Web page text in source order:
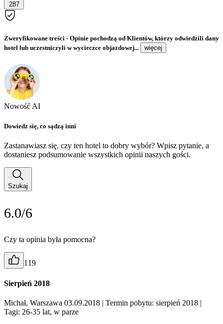
287
Zweryfikowane treści - Opinie pochodzą od Klientów, którzy odwiedzili dany
hotel lub uczestniczyli w wycieczce objazdowej...
więcej
Nowość AI
Dowiedz się, co sądzą inni
Zastanawiasz się, czy ten hotel to dobry wybór? Wpisz pytanie, a
dostaniesz podsumowanie wszystkich opinii naszych gości.
Szukaj
6.0/6
Czy ta opinia była pomocna?
119
Sierpień 2018
Michał, Warszawa 03.09.2018 | Termin pobytu: sierpień 2018 |
Tagi: 26-35 lat, w parze